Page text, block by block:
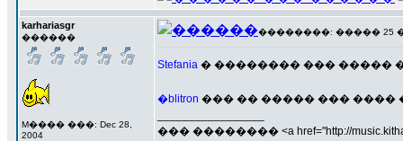
karhariasgr
������
M���� ���: Dec 28,
2004
��������: ����� 25 ���
Stefania � �������� ��� �����
�blitron ��� �� ����� ��� ����
��� �������� <a href="http://